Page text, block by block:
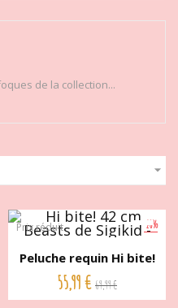
de la collection...

-20%
Prix réduit
Peluche requin Hi bite!
42...
55,99 € 69,99 €